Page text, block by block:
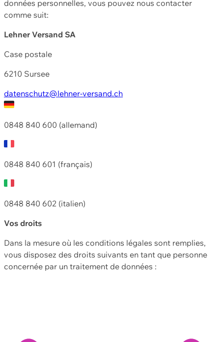
données personnelles, vous pouvez nous contacter
comme suit:
Lehner Versand SA
Case postale
6210 Sursee
datenschutz@lehner-versand.ch
0848 840 600 (allemand)
0848 840 601 (français)
0848 840 602 (italien)
Vos droits
Dans la mesure où les conditions légales sont remplies,
vous disposez des droits suivants en tant que personne
concernée par un traitement de données :